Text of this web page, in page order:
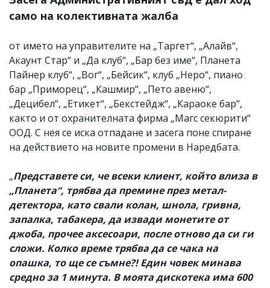
само на колективната жалба
от името на управителите на „Таргет“, „Алайв“,
Акаунт Стар“ и „Да клуб“, „Бар без име“, Планета
Пайнер клуб“, „Вог“, „Бейсик“, клуб „Неро“, пиано
бар „Приморец“, „Кашмир“, „Пето авеню“,
„Децибел“, „Етикет“, „Бекстейдж“, „Караоке бар“,
както и от охранителната фирма „Магс секюрити“
ООД. С нея се иска отпадане и засега поне спиране
на действието на новите промени в Наредбата.
„Представете си, че всеки клиент, който влиза в
„Планета“, трябва да премине през метал-
детектора, като свали колан, шнола, гривна,
запалка, табакера, да извади монетите от
джоба, прочее аксесоари, после отново да си ги
сложи. Колко време трябва да се чака на
опашка, то ще се съмне?! Един човек минава
средно за 1 минута. В моята дискотека има 600